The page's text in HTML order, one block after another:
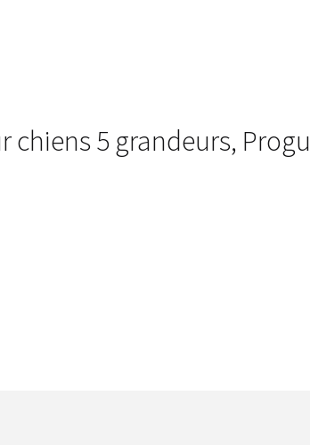
chiens 5 grandeurs,